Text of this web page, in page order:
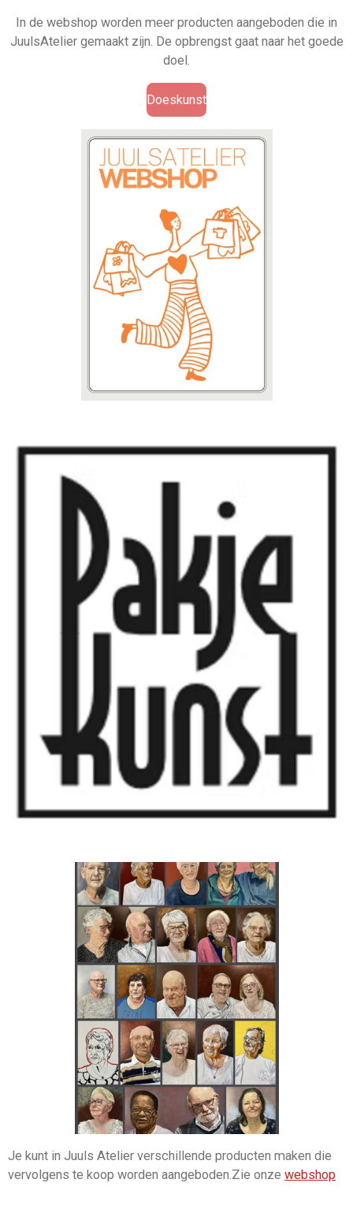
In de webshop worden meer producten aangeboden die in
JuulsAtelier gemaakt zijn. De opbrengst gaat naar het goede
doel.
Doeskunst
Je kunt in Juuls Atelier verschillende producten maken die
vervolgens te koop worden aangeboden.Zie onze webshop